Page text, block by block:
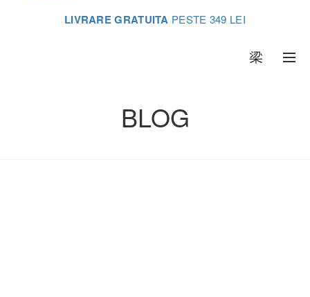
LIVRARE GRATUITA PESTE 349 LEI
BLOG